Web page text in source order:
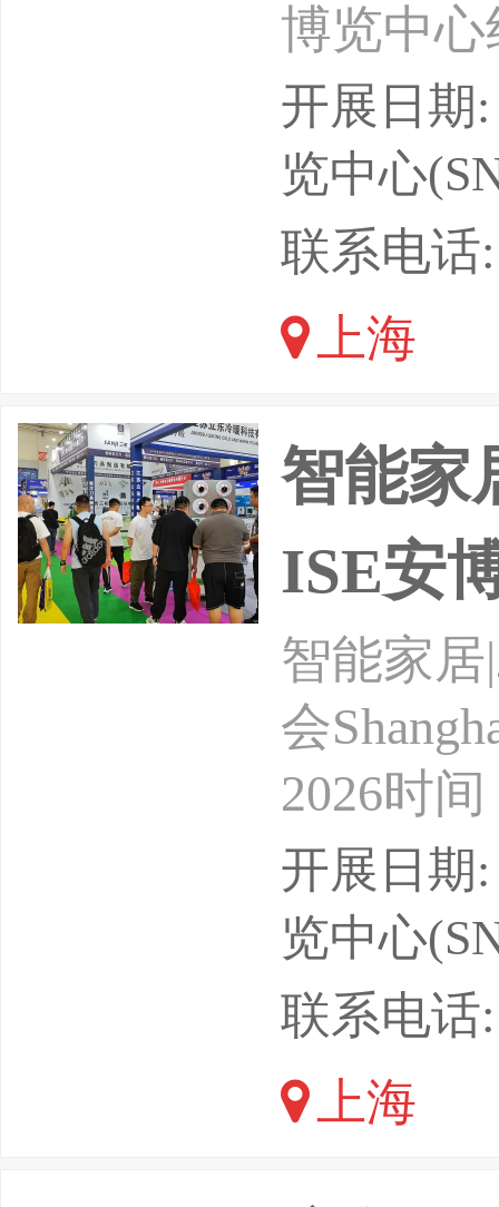
博览中
行业协
单位：
上海国
品、打
全、赋
开展日期
览中心
联系电话
上海
智能家
ISE安
智能家居
会
2026时
览中心
上海辉
司支持
电子行
开展日期
览中心
联系电话
上海